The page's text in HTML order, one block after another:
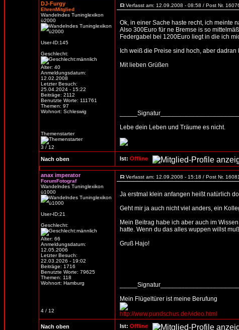
DJ-Furgy
EhrenMitglied
Wandelndes Tuninglexikon
ü2000
User-ID:145
Geschlecht:
Alter: 40
Anmeldungsdatum:
12.02.2008
Letzter Besuch:
25.04.2024 - 15:22
Beiträge: 2112
Benutzte Worte: 111761
Themen: 97
Wohnort: Schleswig
Themenstarter
3 / 12
Verfasst am: 12.09.2008 - 08:58 / Post Nr.
Ok, in einer Sache haste recht, ich meinte
Also 300Euro für ne Bremse is so
Federgabel bei 1200Euro liegt in die ich
Ich weiß die Preise sind hoch, aber
Mit lieben Grüßen
Lebe dein Leben und Träume es nicht.
Nach oben Ist: Offline
anax imperator
ForumFotograf
Wandelndes Tuninglexikon
ü1000
User-ID:21
Geschlecht:
Alter: 66
Anmeldungsdatum:
12.05.2006
Letzter Besuch:
22.03.2026 - 19:02
Beiträge: 1716
Benutzte Worte: 79625
Themen: 118
Wohnort: Hamburg
4 / 12
Verfasst am: 12.09.2008 - 15:18 / Post Nr. 16081
Ja erstmal klein anfangen heißt natürlich
Geht mir ja auch nicht viel anders, ein
Mein Beitrag habe ich aber auch im
hatte. Wenn du das alles wuppen willst
Gruß Hajo!
Mein Flügeltürer ist meine Berufung
http://www.pundschus.de/video.html
Nach oben Ist: Offline